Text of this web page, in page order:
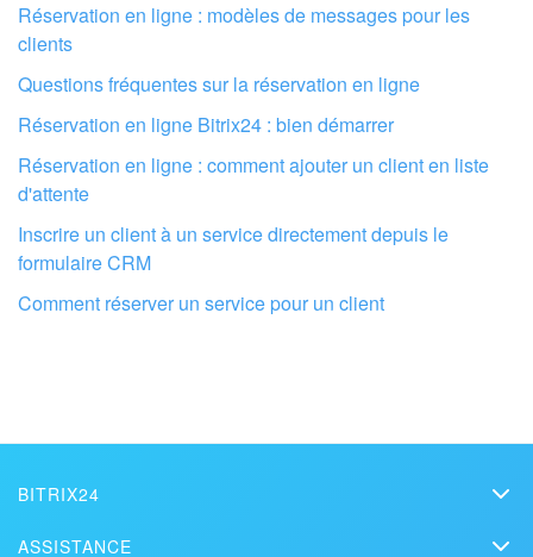
Réservation en ligne : modèles de messages pour les
clients
Questions fréquentes sur la réservation en ligne
Réservation en ligne Bitrix24 : bien démarrer
Réservation en ligne : comment ajouter un client en liste
d'attente
Inscrire un client à un service directement depuis le
formulaire CRM
Comment réserver un service pour un client
BITRIX24
ASSISTANCE